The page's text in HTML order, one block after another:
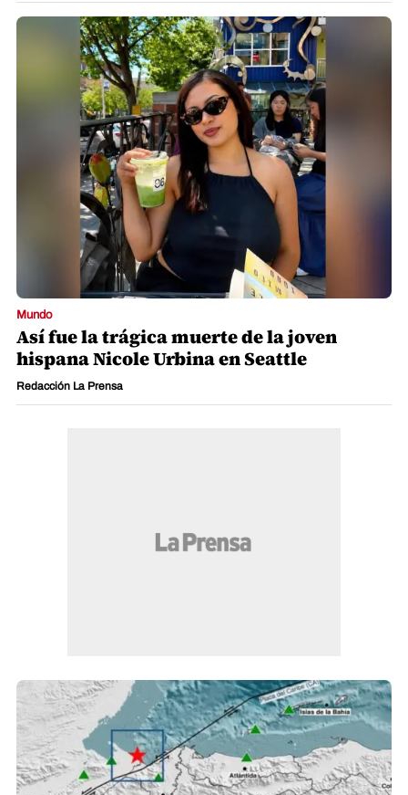
Mundo
Así fue la trágica muerte de la joven
hispana Nicole Urbina en Seattle
Redacción La Prensa